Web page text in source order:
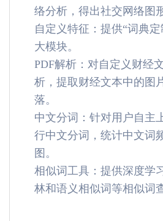
络分析，得出社交网络图
自定义特征：提供“词典
大模块。
PDF解析：对自定义财经
析，提取财经文本中的图
落。
中文分词：针对用户自主
行中文分词，统计中文词
图。
相似词工具：提供深度学
林和语义相似词等相似词